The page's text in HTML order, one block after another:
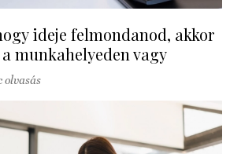
ideje felmondanod, akkor
munkahelyeden vagy
olvasás